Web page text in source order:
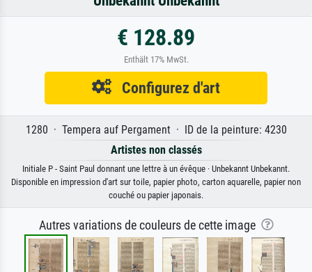
€ 128.89
Enthält 17% MwSt.
Configurez d'art
1280 · Tempera auf Pergament · ID de la peinture: 4230
Artistes non classés
Initiale P - Saint Paul donnant une lettre à un évêque · Unbekannt Unbekannt.
Disponible en impression d'art sur toile, papier photo, carton aquarelle, papier non
couché ou papier japonais.
Autres variations de couleurs de cette image